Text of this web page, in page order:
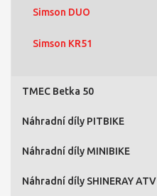
Simson DUO
Simson KR51
TMEC Betka 50
Náhradní díly PITBIKE
Náhradní díly MINIBIKE
Náhradní díly SHINERAY ATV